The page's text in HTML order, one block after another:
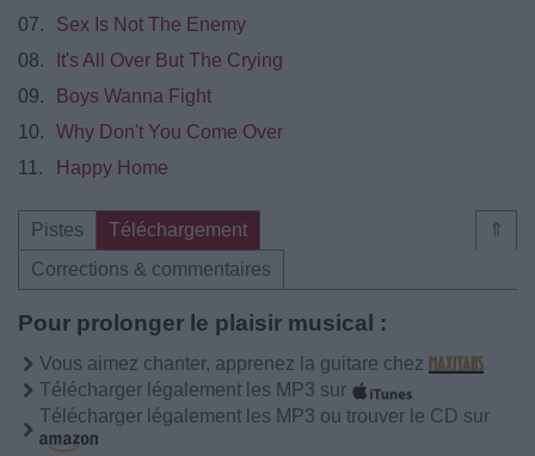
07.
Sex Is Not The Enemy
08.
It's All Over But The Crying
09.
Boys Wanna Fight
10.
Why Don't You Come Over
11.
Happy Home
⇑
Pistes
Téléchargement
Corrections & commentaires
Pour prolonger le plaisir musical :
Vous aimez chanter, apprenez la guitare chez
Télécharger légalement les MP3 sur
Télécharger légalement les MP3 ou trouver le CD sur